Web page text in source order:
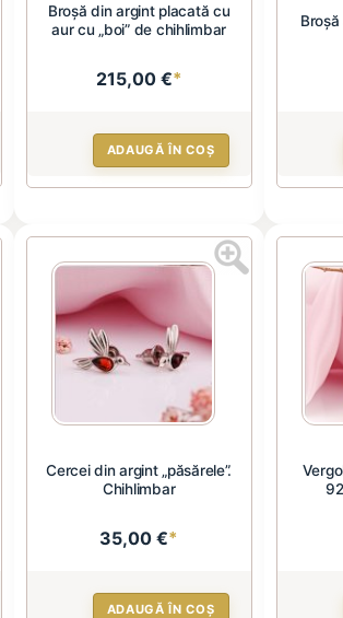
Broșă din argint placată cu
aur cu „boi” de chihlimbar
215,00 €*
ADAUGĂ ÎN COȘ
Cercei din argint „păsărele”.
Chihlimbar
35,00 €*
ADAUGĂ ÎN COȘ